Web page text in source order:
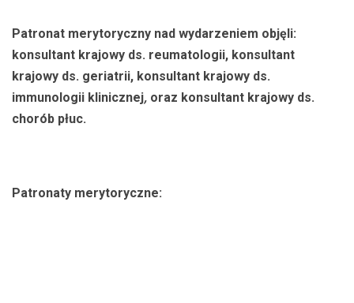
Patronat merytoryczny nad wydarzeniem objęli:
konsultant krajowy ds. reumatologii, konsultant
krajowy ds. geriatrii, konsultant krajowy ds.
immunologii klinicznej, oraz konsultant krajowy ds.
chorób płuc.
Patronaty merytoryczne: